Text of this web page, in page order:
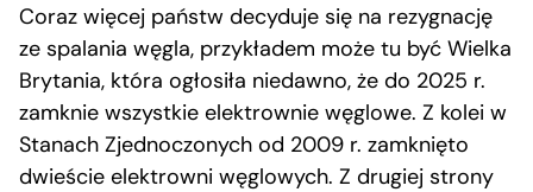
Coraz więcej państw decyduje się na rezygnację
ze spalania węgla, przykładem może tu być Wielka
Brytania, która ogłosiła niedawno, że do 2025 r.
zamknie wszystkie elektrownie węglowe. Z kolei w
Stanach Zjednoczonych od 2009 r. zamknięto
dwieście elektrowni węglowych. Z drugiej strony